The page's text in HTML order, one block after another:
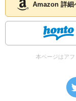
の中でも一緒か
程度大きい規模
ルだったかもし
年分の出来事が
いや、ドッグイ
凝縮されるって
んどん短くなっ
Amazon 詳細
本ページはア